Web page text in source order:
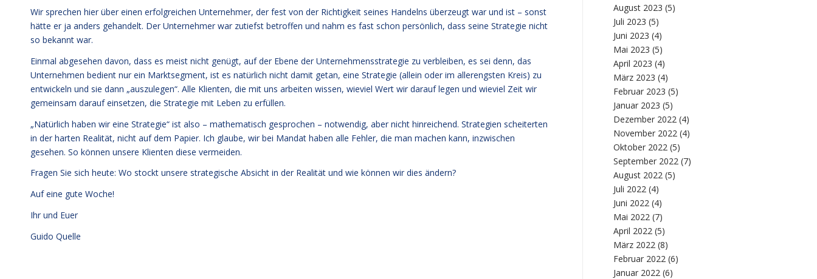
Wir sprechen hier über einen erfolgreichen Unternehmer, der fest von der Richtigkeit seines Handelns überzeugt war und ist – sonst
hätte er ja anders gehandelt. Der Unternehmer war zutiefst betroffen und nahm es fast schon persönlich, dass seine Strategie nicht
so bekannt war.
Einmal abgesehen davon, dass es meist nicht genügt, auf der Ebene der Unternehmensstrategie zu verbleiben, es sei denn, das
Unternehmen bedient nur ein Marktsegment, ist es natürlich nicht damit getan, eine Strategie (allein oder im allerengsten Kreis) zu
entwickeln und sie dann „auszulegen“. Alle Klienten, die mit uns arbeiten wissen, wieviel Wert wir darauf legen und wieviel Zeit wir
gemeinsam darauf einsetzen, die Strategie mit Leben zu erfüllen.
„Natürlich haben wir eine Strategie“ ist also – mathematisch gesprochen – notwendig, aber nicht hinreichend. Strategien scheiterten
in der harten Realität, nicht auf dem Papier. Ich glaube, wir bei Mandat haben alle Fehler, die man machen kann, inzwischen
gesehen. So können unsere Klienten diese vermeiden.
Fragen Sie sich heute: Wo stockt unsere strategische Absicht in der Realität und wie können wir dies ändern?
Auf eine gute Woche!
Ihr und Euer
Guido Quelle
August 2023 (5)
Juli 2023 (5)
Juni 2023 (4)
Mai 2023 (5)
April 2023 (4)
März 2023 (4)
Februar 2023 (5)
Januar 2023 (5)
Dezember 2022 (4)
November 2022 (4)
Oktober 2022 (5)
September 2022 (7)
August 2022 (5)
Juli 2022 (4)
Juni 2022 (4)
Mai 2022 (7)
April 2022 (5)
März 2022 (8)
Februar 2022 (6)
Januar 2022 (6)